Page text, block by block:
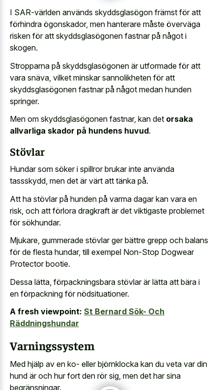
I SAR-världen används skyddsglasögon främst för att
förhindra ögonskador, men hanterare måste överväga
risken för att skyddsglasögonen fastnar på något i
skogen.
Stropparna på skyddsglasögonen är utformade för att
vara snäva, vilket minskar sannolikheten för att
skyddsglasögonen fastnar på något medan hunden
springer.
Men om skyddsglasögonen fastnar, kan det orsaka
allvarliga skador på hundens huvud.
Stövlar
Hundar som söker i spillror brukar inte använda
tassskydd, men det är värt att tänka på.
Att ha stövlar på hunden på varma dagar kan vara en
risk, och att förlora dragkraft är det viktigaste problemet
för sökhundar.
Mjukare, gummerade stövlar ger bättre grepp och balans
för de flesta hundar, till exempel Non-Stop Dogwear
Protector bootie.
Dessa lätta, förpackningsbara stövlar är lätta att bära i
en förpackning för nödsituationer.
A fresh viewpoint: St Bernard Sök- Och
Räddningshundar
Varningssystem
Med hjälp av en ko- eller björnklocka kan du veta var din
hund är och hur fort den rör sig, men det har sina
begränsningar.